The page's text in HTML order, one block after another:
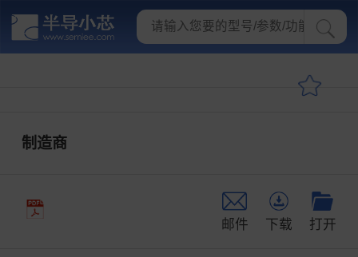
制造商
邮件 下载 打开